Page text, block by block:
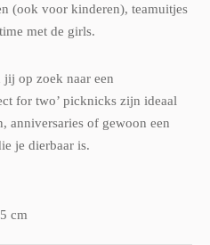
(ook voor kinderen), teamuitjes
met de girls.
op zoek naar een
for two’ picknicks zijn ideaal
anniversaries of gewoon een
je dierbaar is.
cm